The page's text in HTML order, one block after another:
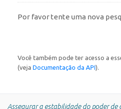
Por favor tente uma nova
Você também pode ter acesso a
(veja Documentação da API).
Assegurar a estabilidade do poder de